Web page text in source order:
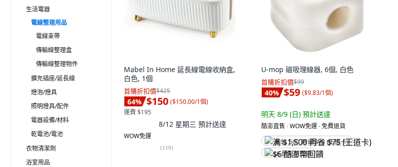
生活電器
電線整理用品
電線束帶
傳輸線整理盒
傳輸線整理物件
擴充插座/延長線
燈泡/燈具
照明燈具/配件
電器設備/材料
乾電池/電池
衣物清潔劑
浴室用品
Mabel In Home 延長線電線收納盒,
白色, 1個
首購折扣價$425
64% $150 ($150.00/1個)
運費 $195
8/12 星期三 預計送達
WOW免運
(110)
U-mop 磁吸理線器, 6個, 白色
首購折扣價$99
40% $59 ($9.83/1個)
明天 8/9 (日) 預計送達
酷澎直售 ∙ WOW免運 ∙ 免費退貨
满 $1,500 再省 $75 (王道卡)
$6 酷澎幣回饋